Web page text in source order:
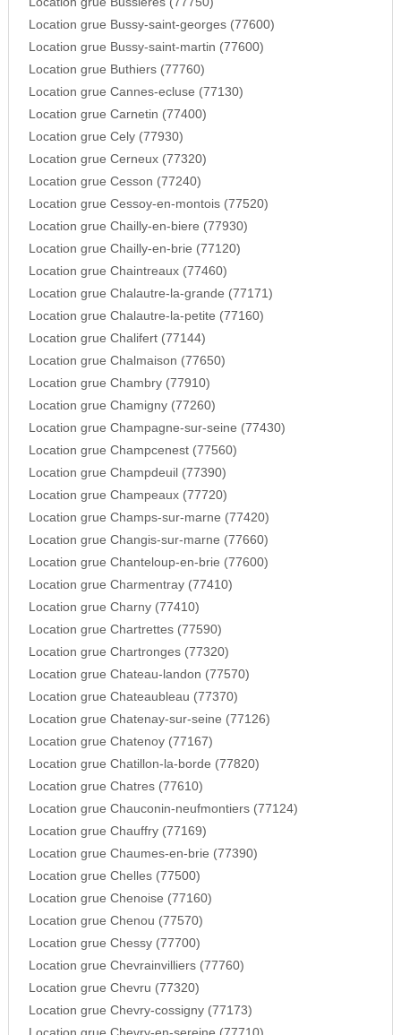
Location grue Bussy-saint-georges (77600)
Location grue Bussy-saint-martin (77600)
Location grue Buthiers (77760)
Location grue Cannes-ecluse (77130)
Location grue Carnetin (77400)
Location grue Cely (77930)
Location grue Cerneux (77320)
Location grue Cesson (77240)
Location grue Cessoy-en-montois (77520)
Location grue Chailly-en-biere (77930)
Location grue Chailly-en-brie (77120)
Location grue Chaintreaux (77460)
Location grue Chalautre-la-grande (77171)
Location grue Chalautre-la-petite (77160)
Location grue Chalifert (77144)
Location grue Chalmaison (77650)
Location grue Chambry (77910)
Location grue Chamigny (77260)
Location grue Champagne-sur-seine (77430)
Location grue Champcenest (77560)
Location grue Champdeuil (77390)
Location grue Champeaux (77720)
Location grue Champs-sur-marne (77420)
Location grue Changis-sur-marne (77660)
Location grue Chanteloup-en-brie (77600)
Location grue Charmentray (77410)
Location grue Charny (77410)
Location grue Chartrettes (77590)
Location grue Chartronges (77320)
Location grue Chateau-landon (77570)
Location grue Chateaubleau (77370)
Location grue Chatenay-sur-seine (77126)
Location grue Chatenoy (77167)
Location grue Chatillon-la-borde (77820)
Location grue Chatres (77610)
Location grue Chauconin-neufmontiers (77124)
Location grue Chauffry (77169)
Location grue Chaumes-en-brie (77390)
Location grue Chelles (77500)
Location grue Chenoise (77160)
Location grue Chenou (77570)
Location grue Chessy (77700)
Location grue Chevrainvilliers (77760)
Location grue Chevru (77320)
Location grue Chevry-cossigny (77173)